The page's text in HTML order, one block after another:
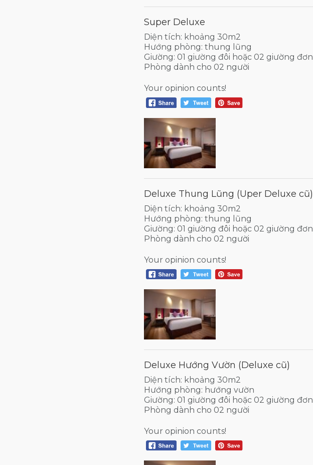
Super Deluxe
Diện tích: khoảng 30m2
Hướng phòng: thung lũng
Giường: 01 giường đôi hoặc 02 giường đơn
Phòng dành cho 02 người
Your opinion counts!
Deluxe Thung Lũng (Uper Deluxe cũ)
Diện tích: khoảng 30m2
Hướng phòng: thung lũng
Giường: 01 giường đôi hoặc 02 giường đơn
Phòng dành cho 02 người
Your opinion counts!
Deluxe Hướng Vườn (Deluxe cũ)
Diện tích: khoảng 30m2
Hướng phòng: hướng vườn
Giường: 01 giường đôi hoặc 02 giường đơn
Phòng dành cho 02 người
Your opinion counts!